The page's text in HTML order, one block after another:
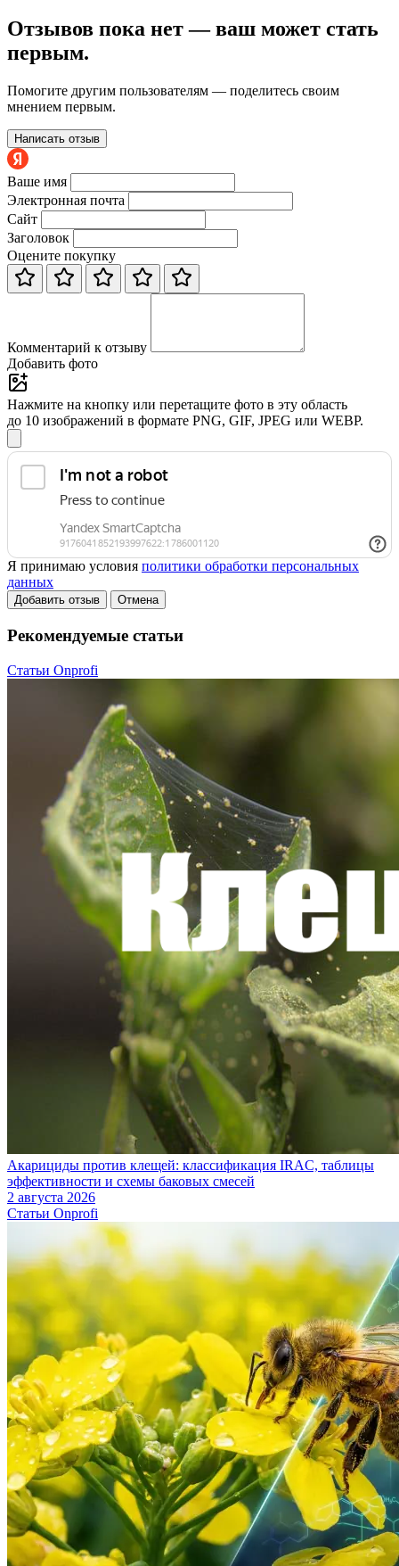
Отзывов пока нет — ваш может стать
первым.
Помогите другим пользователям — поделитесь своим
мнением первым.
Написать отзыв
Ваше имя
Электронная почта
Сайт
Заголовок
Оцените покупку
Комментарий к отзыву
Добавить фото
Нажмите на кнопку или перетащите фото в эту область
до 10 изображений в формате PNG, GIF, JPEG или WEBP.
Я принимаю условия политики обработки персональных
данных
Добавить отзыв Отмена
Рекомендуемые статьи
Статьи Onprofi
Акарициды против клещей: классификация IRAC, таблицы
эффективности и схемы баковых смесей
2 августа 2026
Статьи Onprofi